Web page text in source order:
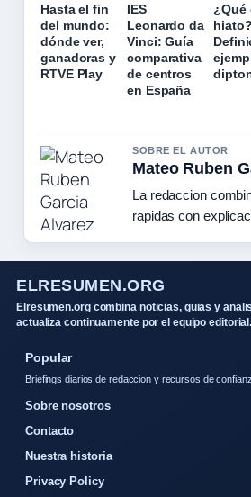
Hasta el fin
del mundo:
dónde ver,
ganadoras y
RTVE Play
IES
Leonardo da
Vinci: Guía
comparativa
de centros
en España
¿Qué
hiato?
SOBRE EL AUTOR
Mateo Ruben
La redaccion
rapidas con
ELRESUMEN.ORG
Elresumen.org combina noticias, guias y
actualiza continuamente por el equipo editorial.
Popular
Briefings diarios de redaccion y recursos de
Sobre nosotros
Contacto
Nuestra historia
Privacy Policy